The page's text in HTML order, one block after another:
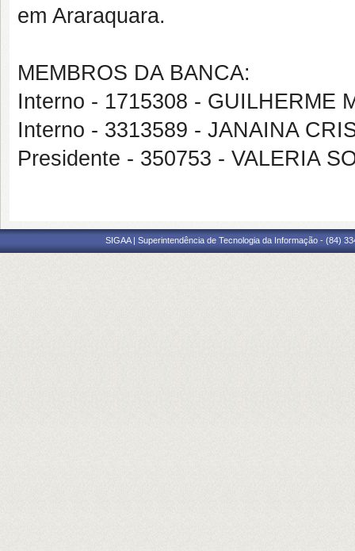
em Araraquara.
MEMBROS DA BANCA:
Interno - 1715308 - GUILHERME
Interno - 3313589 - JANAINA
Presidente - 350753 - VALERIA
SIGAA | Superintendência de Tecnologia da Informação - (84)